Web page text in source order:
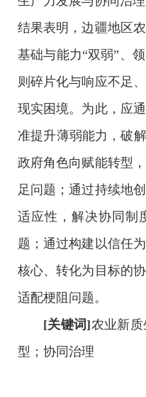
结果表明，边疆地区
基础与能力“双弱”、
则碎片化与响应不足
现实困境。为此，应
准提升薄弱能力，破
政府角色向赋能转型
足问题；通过持续地
适应性，解决协同制
题；通过构建以信任
核心、转化为目标的
适配梗阻问题。
[关键词]农业新质
型；协同治理